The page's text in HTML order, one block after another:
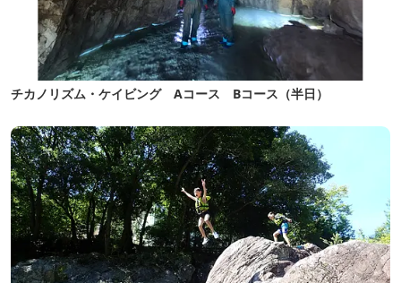
チカノリズム・ケイビング Aコース Bコース（半日）